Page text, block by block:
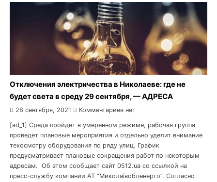
Отключения электричества в Николаеве: где не
будет света в среду 29 сентября, — АДРЕСА
28 сентября, 2021 Комментариев нет
[ad_1] Среда пройдет в умеренном режиме, рабочая группа
проведет плановые мероприятия и отдельно уделит внимание
техосмотру оборудования по ряду улиц. График
предусматривает плановые сокращения работ по некоторым
адресам. Об этом сообщает сайт 0512.ua со ссылкой на
пресс-службу компании АТ “Миколаївобленерго”. Согласно